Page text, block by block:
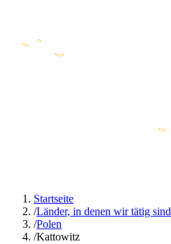
Startseite
/Länder, in denen wir tätig sind
/Polen
/Kattowitz